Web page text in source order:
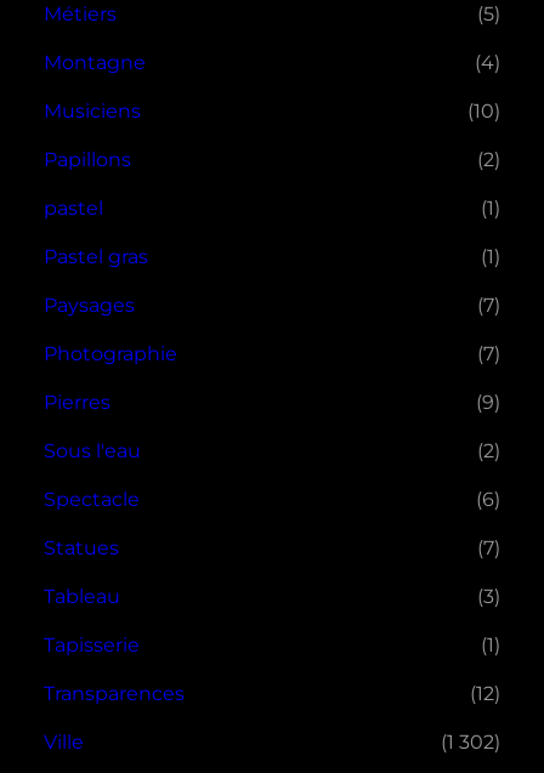
Métiers (5)
Montagne (4)
Musiciens (10)
Papillons (2)
pastel (1)
Pastel gras (1)
Paysages (7)
Photographie (7)
Pierres (9)
Sous l'eau (2)
Spectacle (6)
Statues (7)
Tableau (3)
Tapisserie (1)
Transparences (12)
Ville (1 302)